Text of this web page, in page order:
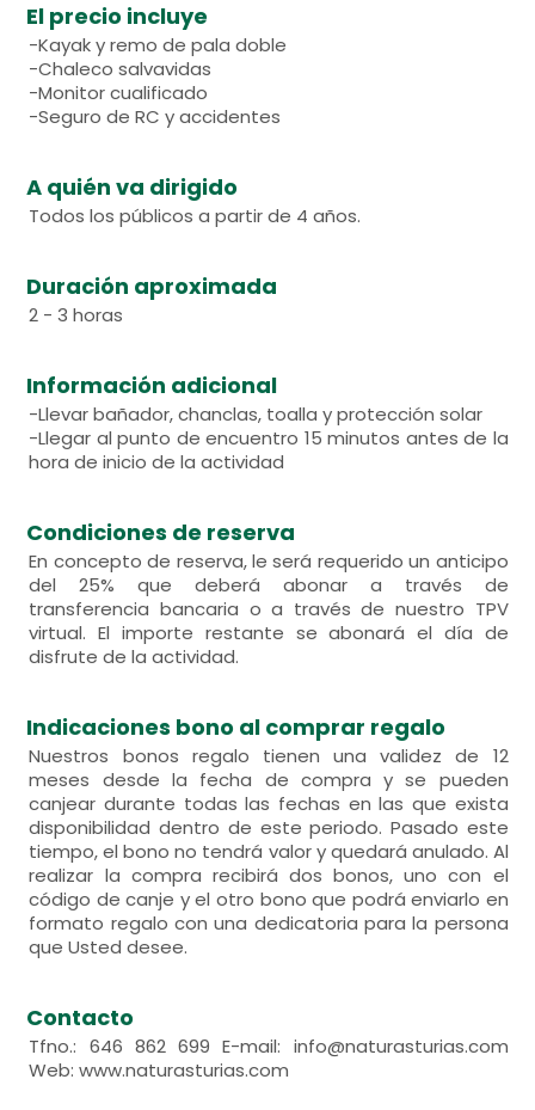
El precio incluye
-Kayak y remo de pala doble
-Chaleco salvavidas
-Monitor cualificado
-Seguro de RC y accidentes
A quién va dirigido
Todos los públicos a partir de 4 años.
Duración aproximada
2 - 3 horas
Información adicional
-Llevar bañador, chanclas, toalla y protección solar
-Llegar al punto de encuentro 15 minutos antes de la
hora de inicio de la actividad
Condiciones de reserva
En concepto de reserva, le será requerido un anticipo
del 25% que deberá abonar a través de
transferencia bancaria o a través de nuestro TPV
virtual. El importe restante se abonará el día de
disfrute de la actividad.
Indicaciones bono al comprar regalo
Nuestros bonos regalo tienen una validez de 12
meses desde la fecha de compra y se pueden
canjear durante todas las fechas en las que exista
disponibilidad dentro de este periodo. Pasado este
tiempo, el bono no tendrá valor y quedará anulado. Al
realizar la compra recibirá dos bonos, uno con el
código de canje y el otro bono que podrá enviarlo en
formato regalo con una dedicatoria para la persona
que Usted desee.
Contacto
Tfno.: 646 862 699 E-mail: info@naturasturias.com
Web: www.naturasturias.com